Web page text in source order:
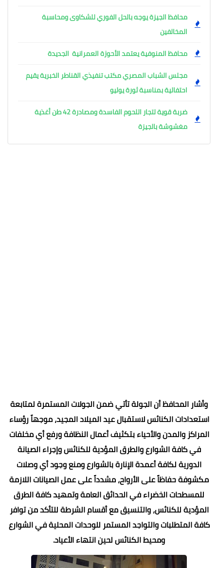
محافظ الجيزة يوجه بالحل الفوري للشكاوى ومحاسبة
المخالفين
محافظ المنوفية يعتمد الأحوزة العمرانية الجديدة
مجلس الشباب المصري مكتب تنفيذي القناطر الخبرية يقيم
احتفالية بمناسبة ثورة يوليو
ضربة قوية لتجار اللحوم الفاسدة ومصادرة 42 طن أغذية
مغشوشة بالجيزة
وأشار المحافظ أن الجولة تأتي ضمن الجولات المستمرة لمتابعة
استعدادات الكنائس لاستقبال عيد الميلاد المجيد، موجهاً رؤساء
المراكز والمدن والأحياء بتكثيف أعمال النظافة ورفع أي مخلفات
في كافة الشوارع والطرق المؤدية للكنائس وإجراء الصيانة
الدورية لكافة أعمدة الإنارة بالشوارع ومنع وجود أي وصلات
مكشوفة حفاظاً على الأرواح، مشدداً على عمل الصيانات اللازمة
للمسطحات الخضراء في الحدائق العامة وتمهيد كافة الطرق
المؤدية للكنائس، والتنسيق مع أقسام الشرطة للتأكد من توافر
كافة المتطلبات والتواجد المستمر للوحدات المحلية في الشوارع
ومحيط الكنائس لحين انتهاء الأعياد.